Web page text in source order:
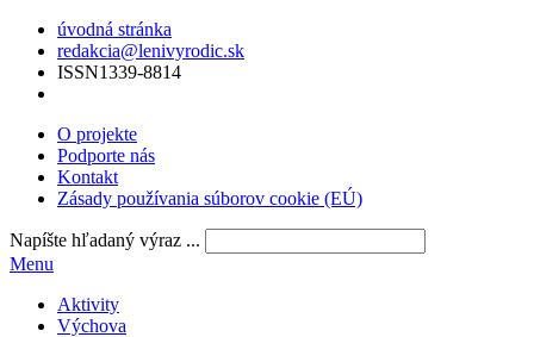
úvodná stránka
redakcia@lenivyrodic.sk
ISSN1339-8814
O projekte
Podporte nás
Kontakt
Zásady používania súborov cookie (EÚ)
Napíšte hľadaný výraz ...
Menu
Aktivity
Výchova